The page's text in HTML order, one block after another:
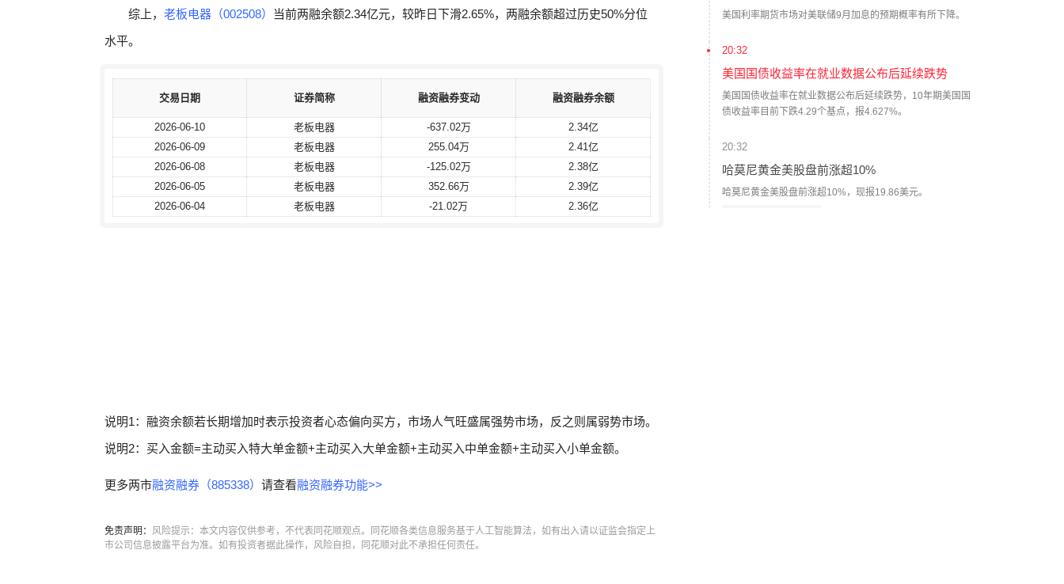
综上， 老板电器（002508）
当前两融余额2.34亿元，较昨日下滑2.65%，两融余额超过历史50%分位
水平。
交易日期 证券简称 融资融券变动 融资融券余额
2026-06-10 老板电器 -637.02万
2.34亿
2026-06-09
老板电器 255.04万
2.41亿
2026-06-08
老板电器 -125.02万
2.38亿
2026-06-05
老板电器 352.66万
2.39亿
2026-06-04
老板电器 -21.02万 2.36亿
交易日期 证券简称 融资融券变动 融资融券余额
2026-06-10 老板电器 -637.02万
2.34亿
2026-06-09
老板电器 255.04万
2.41亿
2026-06-08
老板电器 -125.02万
2.38亿
2026-06-05
老板电器 352.66万
2.39亿
2026-06-04
老板电器 -21.02万 2.36亿
说明1：融资余额若长期增加时表示投资者心态偏向买方，市场人气旺盛属强势市场，反之则属弱势市场。
说明2：买入金额=主动买入特大单金额+主动买入大单金额+主动买入中单金额+主动买入小单金额。
更多两市融资融券（885338） 请查看融资融券功能>>
免责声明： 风险提示：本文内容仅供参考，不代表同花顺观点。同花顺各类信息服务基于人工智能算法，如有出入请以证监会指定上
市公司信息披露平台为准。如有投资者据此操作，风险自担，同花顺对此不承担任何责任。
美国利率期货市场对美联储9月加息的预期概率有所下降。
20:32
美国国债收益率在就业数据公布后延续跌势
美国国债收益率在就业数据公布后延续跌势，10年期美国国
债收益率目前下跌4.29个基点，报4.627%。
20:32
哈莫尼黄金美股盘前涨超10%
哈莫尼黄金美股盘前涨超10%，现报19.86美元。